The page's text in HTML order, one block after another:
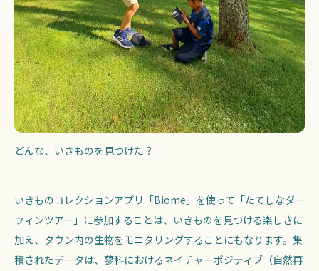
どんな、いきものを見つけた？
いきものコレクションアプリ「Biome」を使って「たてしなダー
ウィンツアー」に参加することは、いきものを見つける楽しさに
加え、タウン内の生物をモニタリングすることにもなります。集
積されたデータは、蓼科におけるネイチャーポジティブ（自然再